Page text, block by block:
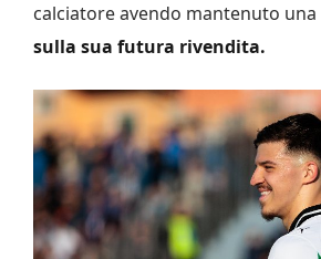
calciatore avendo mantenuto una
sulla sua futura rivendita.